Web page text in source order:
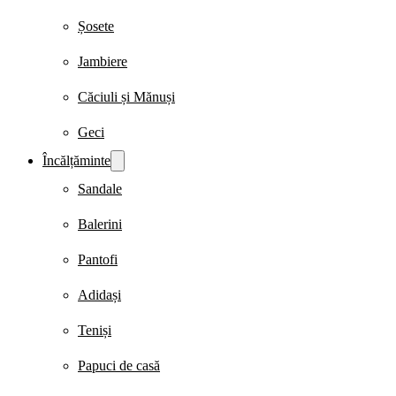
Șosete
Jambiere
Căciuli și Mănuși
Geci
Încălțăminte
Sandale
Balerini
Pantofi
Adidași
Teniși
Papuci de casă